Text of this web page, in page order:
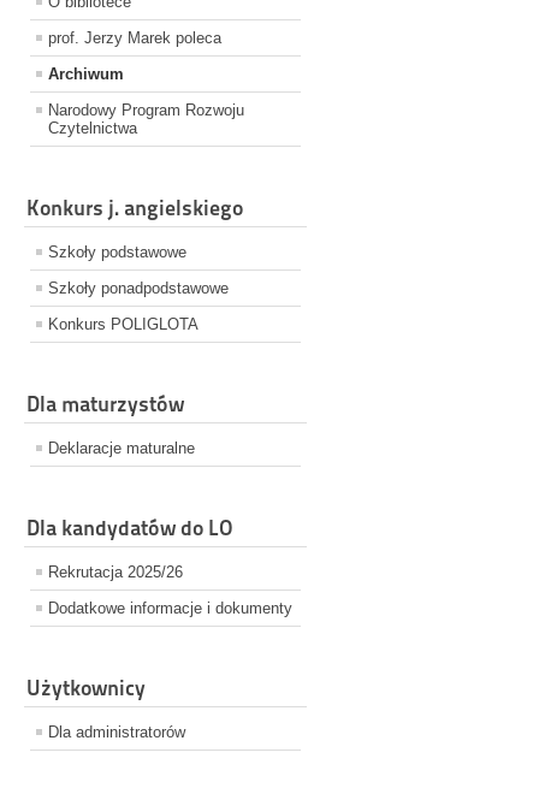
prof. Jerzy Marek poleca
Archiwum
Narodowy Program Rozwoju
Czytelnictwa
Konkurs j. angielskiego
Szkoły podstawowe
Szkoły ponadpodstawowe
Konkurs POLIGLOTA
Dla maturzystów
Deklaracje maturalne
Dla kandydatów do LO
Rekrutacja 2025/26
Dodatkowe informacje i dokumenty
Użytkownicy
Dla administratorów